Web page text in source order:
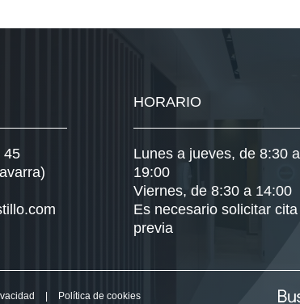
45
HORARIO
Lunes a jueves, de 8:30 a
19:00
Viernes, de 8:30 a 14:00
Es necesario solicitar cita
previa
| Política de cookies